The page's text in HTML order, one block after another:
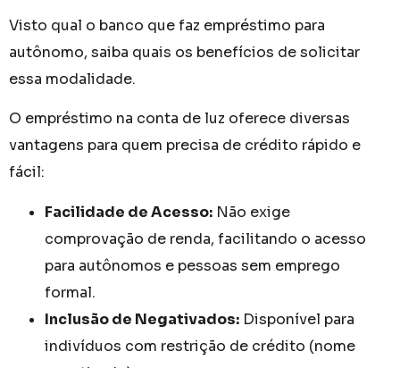
Visto qual o banco que faz empréstimo para
autônomo, saiba quais os benefícios de solicitar
essa modalidade.
O empréstimo na conta de luz oferece diversas
vantagens para quem precisa de crédito rápido e
fácil:
Facilidade de Acesso: Não exige
comprovação de renda, facilitando o acesso
para autônomos e pessoas sem emprego
formal.
Inclusão de Negativados: Disponível para
indivíduos com restrição de crédito (nome